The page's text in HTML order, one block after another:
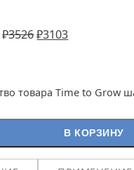
₽3526₽3103
товара Time to Grow
В КОРЗИНУ